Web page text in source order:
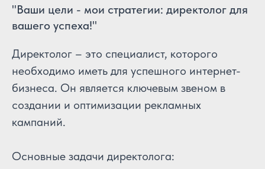
"Ваши цели - мои стратегии: директолог для
вашего успеха!"
Директолог – это специалист, которого
необходимо иметь для успешного интернет-
бизнеса. Он является ключевым звеном в
создании и оптимизации рекламных
кампаний.
Основные задачи директолога: